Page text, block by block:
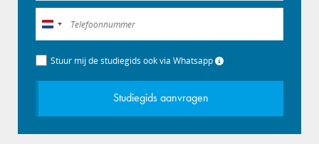
Nederland
+31
Stuur mij de studiegids ook via Whatsapp
Studiegids aanvragen